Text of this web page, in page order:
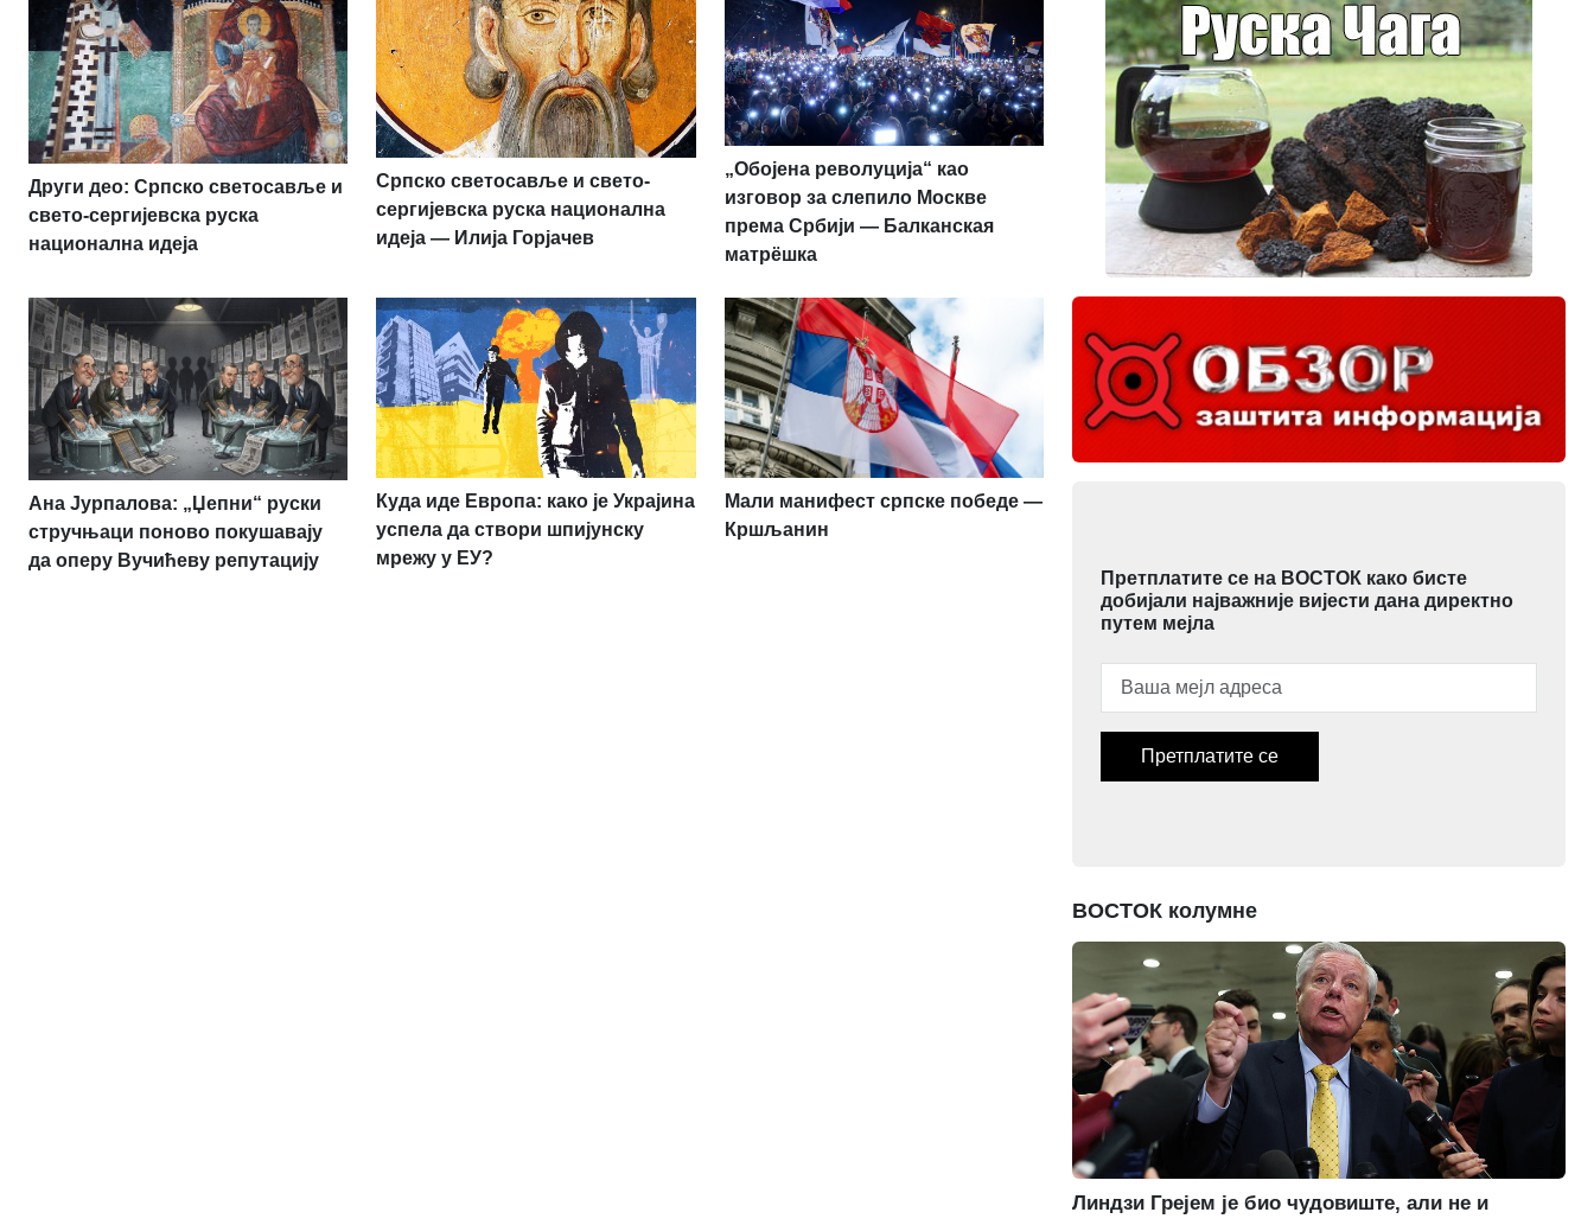
Други део: Српско светосавље и
свето-сергијевска руска
национална идеја
Српско светосавље и свето-
сергијевска руска национална
идеја — Илија Горјачев
„Обојена револуција“ као
изговор за слепило Москве
према Србији — Балканская
матрёшка
Ана Јурпалова: „Џепни“ руски
стручњаци поново покушавају
да оперу Вучићеву репутацију
Куда иде Европа: како је Украјина
успела да створи шпијунску
мрежу у ЕУ?
Мали манифест српске победе —
Кршљанин
Претплатите се на ВОСТОК како бисте
добијали најважније вијести дана директно
путем мејла
Претплатите се
ВОСТОК колумне
Линдзи Грејем је био чудовиште, али не и